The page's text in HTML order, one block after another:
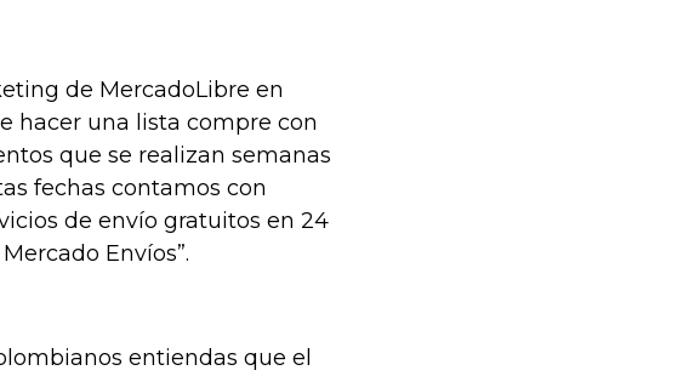
de MercadoLibre en
hacer una lista compre con
que se realizan semanas
fechas contamos con
de envío gratuitos en 24
Envíos”.
entiendas que el